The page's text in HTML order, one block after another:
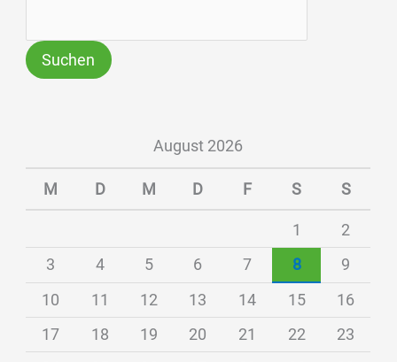
Suchen
August 2026
M D M D F S S
1
2
3
4 5 6 7 8
9
10
11 12 13 14 15
16
17
18 19 20 21 22
23